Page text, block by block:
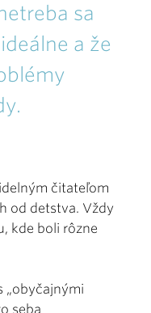
sa
a že
čitateľom
od detstva. Vždy
kde boli rôzne
„obyčajnými
seba